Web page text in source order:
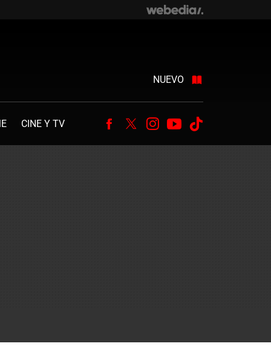
NUEVO
CINE Y TV Facebook
TwitterInstagram
Youtube